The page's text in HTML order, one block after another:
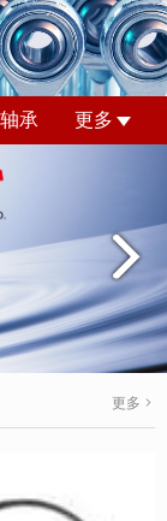
承 更多
更多